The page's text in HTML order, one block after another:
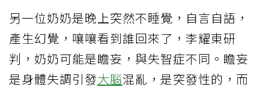
另一位奶奶是晚上突然不睡覺，自言自語，
產生幻覺，嚷嚷看到誰回來了，李耀東研
判，奶奶可能是瞻妄，與失智症不同。瞻妄
是身體失調引發大腦混亂，是突發性的，而